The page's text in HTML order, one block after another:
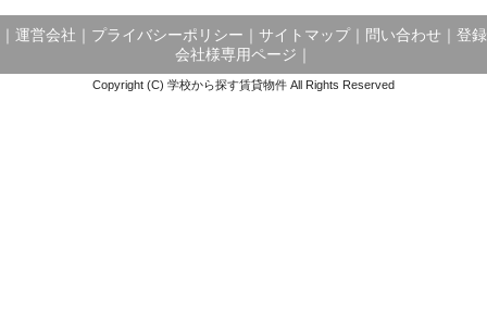
運営会社 プライバシーポリシー サイトマップ｜ 問い合わせ
登録
会社様専用ページ
Copyright (C) 学校から探す賃貸物件 All Rights Reserved